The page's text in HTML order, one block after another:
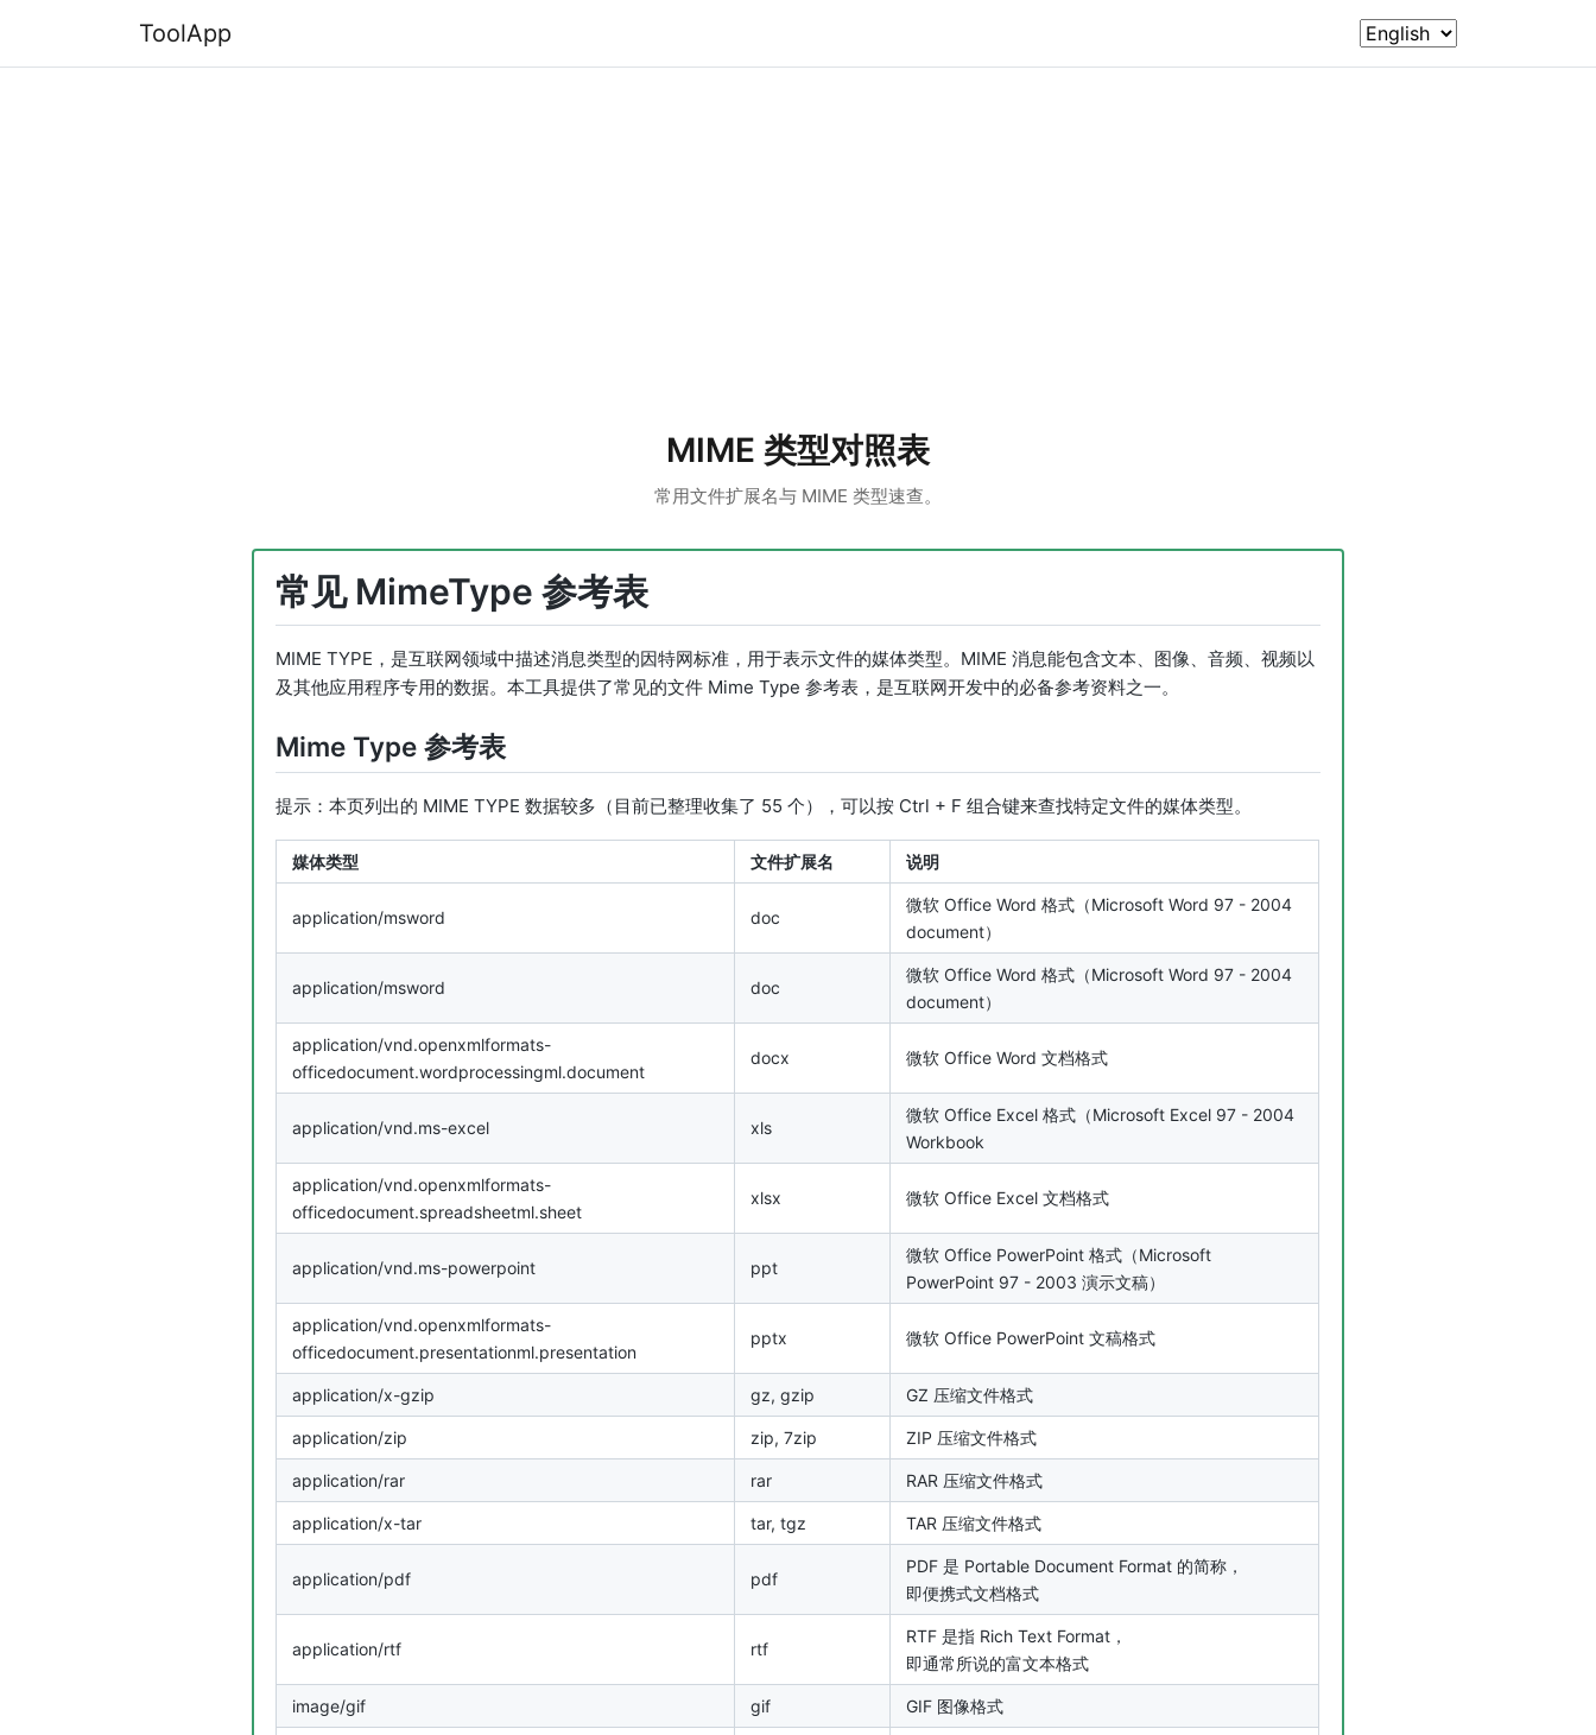
ToolApp
MIME 类型对照表
常用文件扩展名与 MIME 类型速查。
常见 MimeType 参考表
MIME TYPE，是互联网领域中描述消息类型的因特网标准，用于表示文件的媒体类型。MIME 消息能包含文本、图像、音频、视频以
及其他应用程序专用的数据。本工具提供了常见的文件 Mime Type 参考表，是互联网开发中的必备参考资料之一。
Mime Type 参考表
提示：本页列出的 MIME TYPE 数据较多（目前已整理收集了 55 个），可以按 Ctrl + F 组合键来查找特定文件的媒体类型。
媒体类型 文件扩展名 说明
application/msword doc
微软 Office Word 格式（Microsoft Word 97 - 2004
document）
application/msword doc
微软 Office Word 格式（Microsoft Word 97 - 2004
document）
application/vnd.openxmlformats-
officedocument.wordprocessingml.document
docx 微软 Office Word 文档格式
application/vnd.ms-excel xls
微软 Office Excel 格式（Microsoft Excel 97 - 2004
Workbook
application/vnd.openxmlformats-
officedocument.spreadsheetml.sheet
xlsx 微软 Office Excel 文档格式
application/vnd.ms-powerpoint ppt
微软 Office PowerPoint 格式（Microsoft
PowerPoint 97 - 2003 演示文稿）
application/vnd.openxmlformats-
officedocument.presentationml.presentation
pptx 微软 Office PowerPoint 文稿格式
application/x-gzip gz, gzip GZ 压缩文件格式
application/zip zip, 7zip ZIP 压缩文件格式
application/rar rar RAR 压缩文件格式
application/x-tar tar, tgz TAR 压缩文件格式
application/pdf pdf
PDF 是 Portable Document Format 的简称，
即便携式文档格式
application/rtf rtf
RTF 是指 Rich Text Format，
即通常所说的富文本格式
image/gif gif GIF 图像格式